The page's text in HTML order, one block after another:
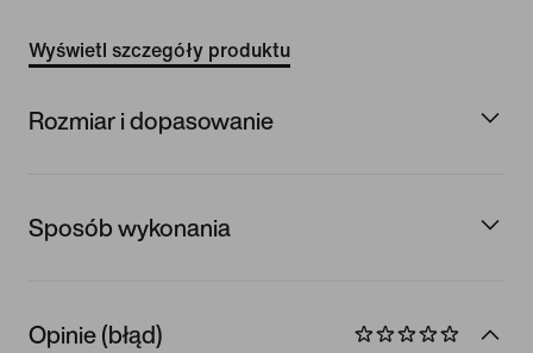
Wyświetl szczegóły produktu
Rozmiar i dopasowanie
Sposób wykonania
Opinie (błąd)